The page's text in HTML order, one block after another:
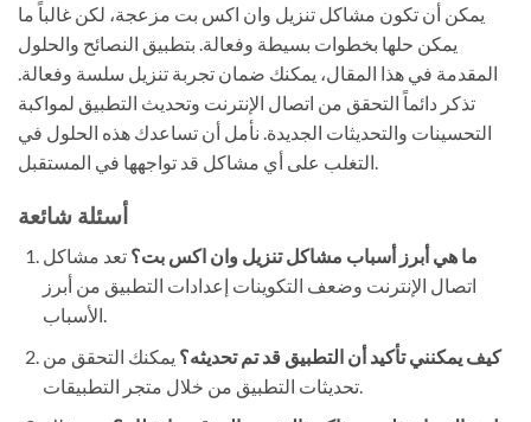
يمكن أن تكون مشاكل تنزيل وان اكس بت مزعجة، لكن غالباً ما
يمكن حلها بخطوات بسيطة وفعالة. بتطبيق النصائح والحلول
المقدمة في هذا المقال، يمكنك ضمان تجربة تنزيل سلسة وفعالة.
تذكر دائماً التحقق من اتصال الإنترنت وتحديث التطبيق لمواكبة
التحسينات والتحديثات الجديدة. نأمل أن تساعدك هذه الحلول في
التغلب على أي مشاكل قد تواجهها في المستقبل.
أسئلة شائعة
ما هي أبرز أسباب مشاكل تنزيل وان اكس بت؟ تعد مشاكل
اتصال الإنترنت وضعف التكوينات إعدادات التطبيق من أبرز
الأسباب.
كيف يمكنني تأكيد أن التطبيق قد تم تحديثه؟ يمكنك التحقق من
تحديثات التطبيق من خلال متجر التطبيقات.